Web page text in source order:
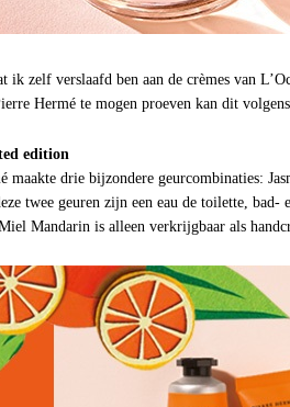
ik zelf verslaafd ben aan de crèmes van
Hermé te mogen proeven kan dit
edition
maakte drie bijzondere geurcombinaties:
twee geuren zijn een eau de toilette,
Mandarin is alleen verkrijgbaar als